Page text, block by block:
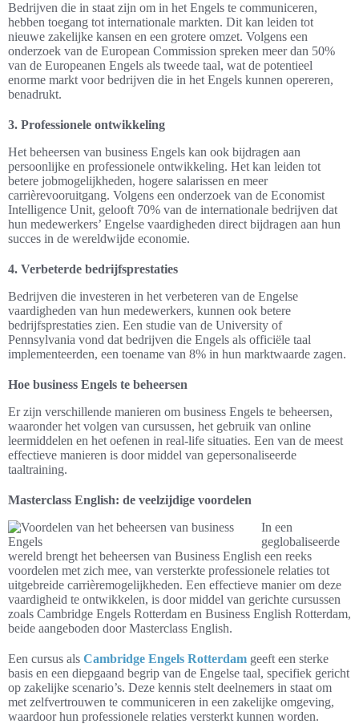
Bedrijven die in staat zijn om in het Engels te communiceren,
hebben toegang tot internationale markten. Dit kan leiden tot
nieuwe zakelijke kansen en een grotere omzet. Volgens een
onderzoek van de European Commission spreken meer dan 50%
van de Europeanen Engels als tweede taal, wat de potentieel
enorme markt voor bedrijven die in het Engels kunnen opereren,
benadrukt.
3. Professionele ontwikkeling
Het beheersen van business Engels kan ook bijdragen aan
persoonlijke en professionele ontwikkeling. Het kan leiden tot
betere jobmogelijkheden, hogere salarissen en meer
carrièrevooruitgang. Volgens een onderzoek van de Economist
Intelligence Unit, gelooft 70% van de internationale bedrijven dat
hun medewerkers’ Engelse vaardigheden direct bijdragen aan hun
succes in de wereldwijde economie.
4. Verbeterde bedrijfsprestaties
Bedrijven die investeren in het verbeteren van de Engelse
vaardigheden van hun medewerkers, kunnen ook betere
bedrijfsprestaties zien. Een studie van de University of
Pennsylvania vond dat bedrijven die Engels als officiële taal
implementeerden, een toename van 8% in hun marktwaarde zagen.
Hoe business Engels te beheersen
Er zijn verschillende manieren om business Engels te beheersen,
waaronder het volgen van cursussen, het gebruik van online
leermiddelen en het oefenen in real-life situaties. Een van de meest
effectieve manieren is door middel van gepersonaliseerde
taaltraining.
Masterclass English: de veelzijdige voordelen
In een
geglobaliseerde
wereld brengt het beheersen van Business English een reeks
voordelen met zich mee, van versterkte professionele relaties tot
uitgebreide carrièremogelijkheden. Een effectieve manier om deze
vaardigheid te ontwikkelen, is door middel van gerichte cursussen
zoals Cambridge Engels Rotterdam en Business English Rotterdam,
beide aangeboden door Masterclass English.
Een cursus als Cambridge Engels Rotterdam geeft een sterke
basis en een diepgaand begrip van de Engelse taal, specifiek gericht
op zakelijke scenario’s. Deze kennis stelt deelnemers in staat om
met zelfvertrouwen te communiceren in een zakelijke omgeving,
waardoor hun professionele relaties versterkt kunnen worden.